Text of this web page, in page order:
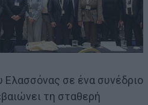
σε ένα συνέδριο
τη σταθερή